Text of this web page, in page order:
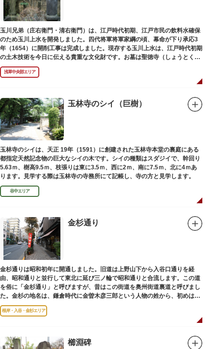
玉川兄弟（庄右衛門・清右衛門）は、江戸時代初期、江戸市民の飲料水確保
のため玉川上水を開発しました。四代将軍将軍家綱の頃、幕命が下り承応3
年（1654）に開削工事は完成しました。現存する玉川上水は、江戸時代初期
の土木技術を今日に伝える貴重な文化財です。お墓は聖徳寺（しょうとく
じ）にあります。
浅草中央部エリア
玉林寺のシイ（巨樹）
玉林寺のシイは、天正 19年（1591）に創建された玉林寺本堂の裏庭にある
都指定天然記念物の巨大なシイの木です。シイの種類はスダジイで、幹回り
5.63ｍ、樹高9.5ｍ、枝張りは東に3.5ｍ、西に2ｍ、南に7.5ｍ、北に4ｍあ
ります。見学する際は玉林寺の寺務所にて記帳し、寺の方と見学します。
谷中エリア
金杉通り
金杉通りは昭和初年に開通しました。旧道は上野山下から入谷口通りを経
由、昭和通りと並行して東北に延び三ノ輪で昭和通りと合流します。この道
を俗に「金杉通り」と呼びますが、昔はこの街道を奥州街道裏道と呼びまし
た。金杉の地名は、鎌倉時代に金曽木彦三郎という人物の姓から、初めは金
曽木、それが金杉に変わったものとされています。
根岸・入谷・金杉エリア
櫛淵碑